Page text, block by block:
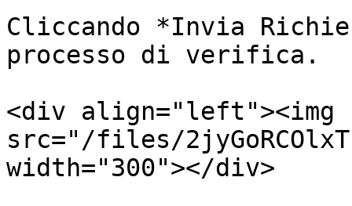
Cliccando *Invia
processo di verifica.
<div align="left"><img
src="/files/